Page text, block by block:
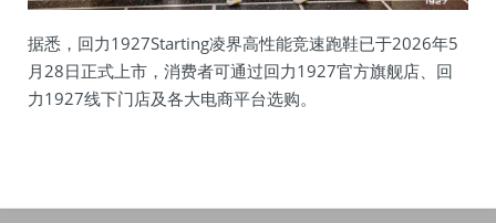
据悉，回力1927Starting凌界高性能竞速跑鞋已于2026年5
月28日正式上市，消费者可通过回力1927官方旗舰店、回
力1927线下门店及各大电商平台选购。